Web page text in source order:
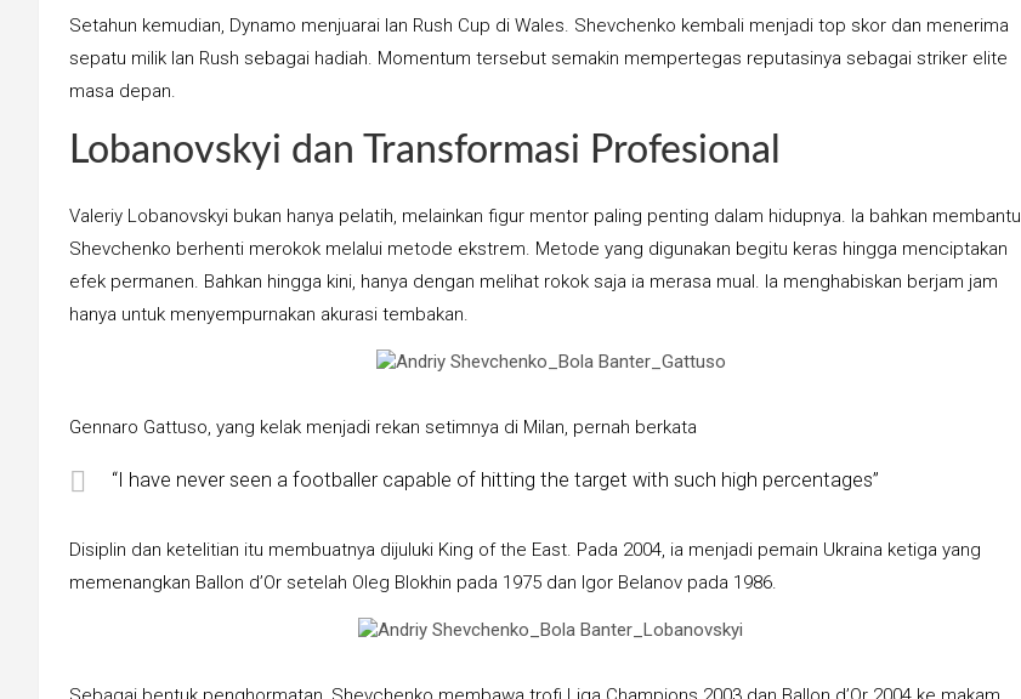
Setahun kemudian, Dynamo menjuarai Ian Rush Cup di Wales. Shevchenko kembali menjadi top skor dan menerima
sepatu milik Ian Rush sebagai hadiah. Momentum tersebut semakin mempertegas reputasinya sebagai striker elite
masa depan.
Lobanovskyi dan Transformasi Profesional
Valeriy Lobanovskyi bukan hanya pelatih, melainkan figur mentor paling penting dalam hidupnya. Ia bahkan membantu
Shevchenko berhenti merokok melalui metode ekstrem. Metode yang digunakan begitu keras hingga menciptakan
efek permanen. Bahkan hingga kini, hanya dengan melihat rokok saja ia merasa mual. Ia menghabiskan berjam jam
hanya untuk menyempurnakan akurasi tembakan.
Gennaro Gattuso, yang kelak menjadi rekan setimnya di Milan, pernah berkata
“I have never seen a footballer capable of hitting the target with such high percentages”
Disiplin dan ketelitian itu membuatnya dijuluki King of the East. Pada 2004, ia menjadi pemain Ukraina ketiga yang
memenangkan Ballon d’Or setelah Oleg Blokhin pada 1975 dan Igor Belanov pada 1986.